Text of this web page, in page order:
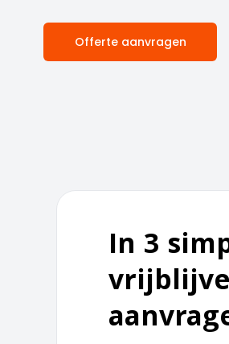
Offerte aanvragen
In 3